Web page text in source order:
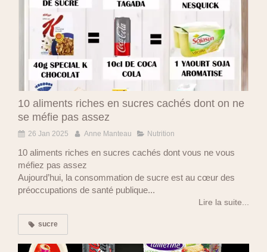
10 aliments riches en sucres cachés dont on ne
se méfie pas assez
26 Jan 2025 Anne Manteau Nutrition
10 aliments riches en sucres cachés dont vous ne vous
méfiez pas assez
Aujourd’hui, la consommation de sucre est au cœur des
préoccupations de santé publique...
Lire la suite...
sucre